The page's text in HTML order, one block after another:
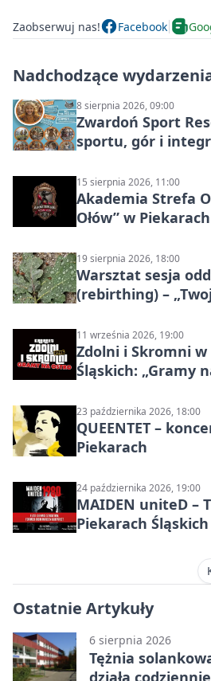
Zaobserwuj nas! Facebook
Nadchodzące
8 sierpnia 2026, 09:00
Zwardoń Sport
sportu, gór i
15 sierpnia 2026, 11:00
Akademia Strefa
Ołów” w
19 sierpnia 2026, 18:00
Warsztat sesja
(rebirthing) –
11 września 2026, 19:00
Zdolni i Skromni w
Śląskich: „Gramy
23 października 2026, 18:00
QUEENTET –
Piekarach
24 października 2026, 19:00
MAIDEN uniteD –
Piekarach
Ostatnie Artykuły
6 sierpnia 2026
Tężnia